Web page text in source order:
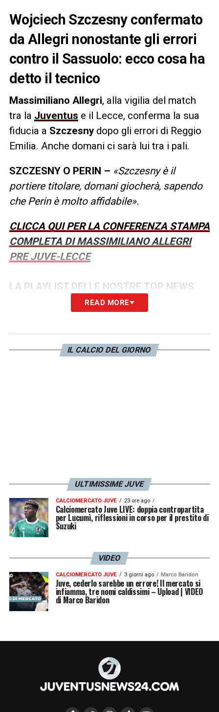
Wojciech Szczesny confermato
da Allegri nonostante gli errori
contro il Sassuolo: ecco cosa ha
detto il tecnico
Massimiliano Allegri, alla vigilia del match
tra la Juventus e il Lecce, conferma la sua
fiducia a Szczesnydopo gli errori di Reggio
Emilia. Anche domani ci sarà lui tra i pali.
SZCZESNY O PERIN – «Szczesny è il
portiere titolare, domani giocherà, sapendo
che Perin è molto affidabile».
CLICCA QUI PER LA CONFERENZA STAMPA
COMPLETA DI MASSIMILIANO ALLEGRI
PRE JUVE-LECCE
LA PLAYLIST DELLE NOSTRE TOP NEWS
READ MORE
IL CALCIO DEL GIORNO
ULTIMISSIME JUVE
CALCIOMERCATO JUVE 23 ore ago
Calciomercato Juve LIVE: doppia contropartita
per Lucumì, riflessioni in corso per il prestito di
Suzuki
VIDEO
CALCIOMERCATO JUVE 3 giorni ago Marco Baridon
Juve, cederlo sarebbe un errore! Il mercato si
infiamma, tre nomi caldissimi – Upload | VIDEO
di Marco Baridon